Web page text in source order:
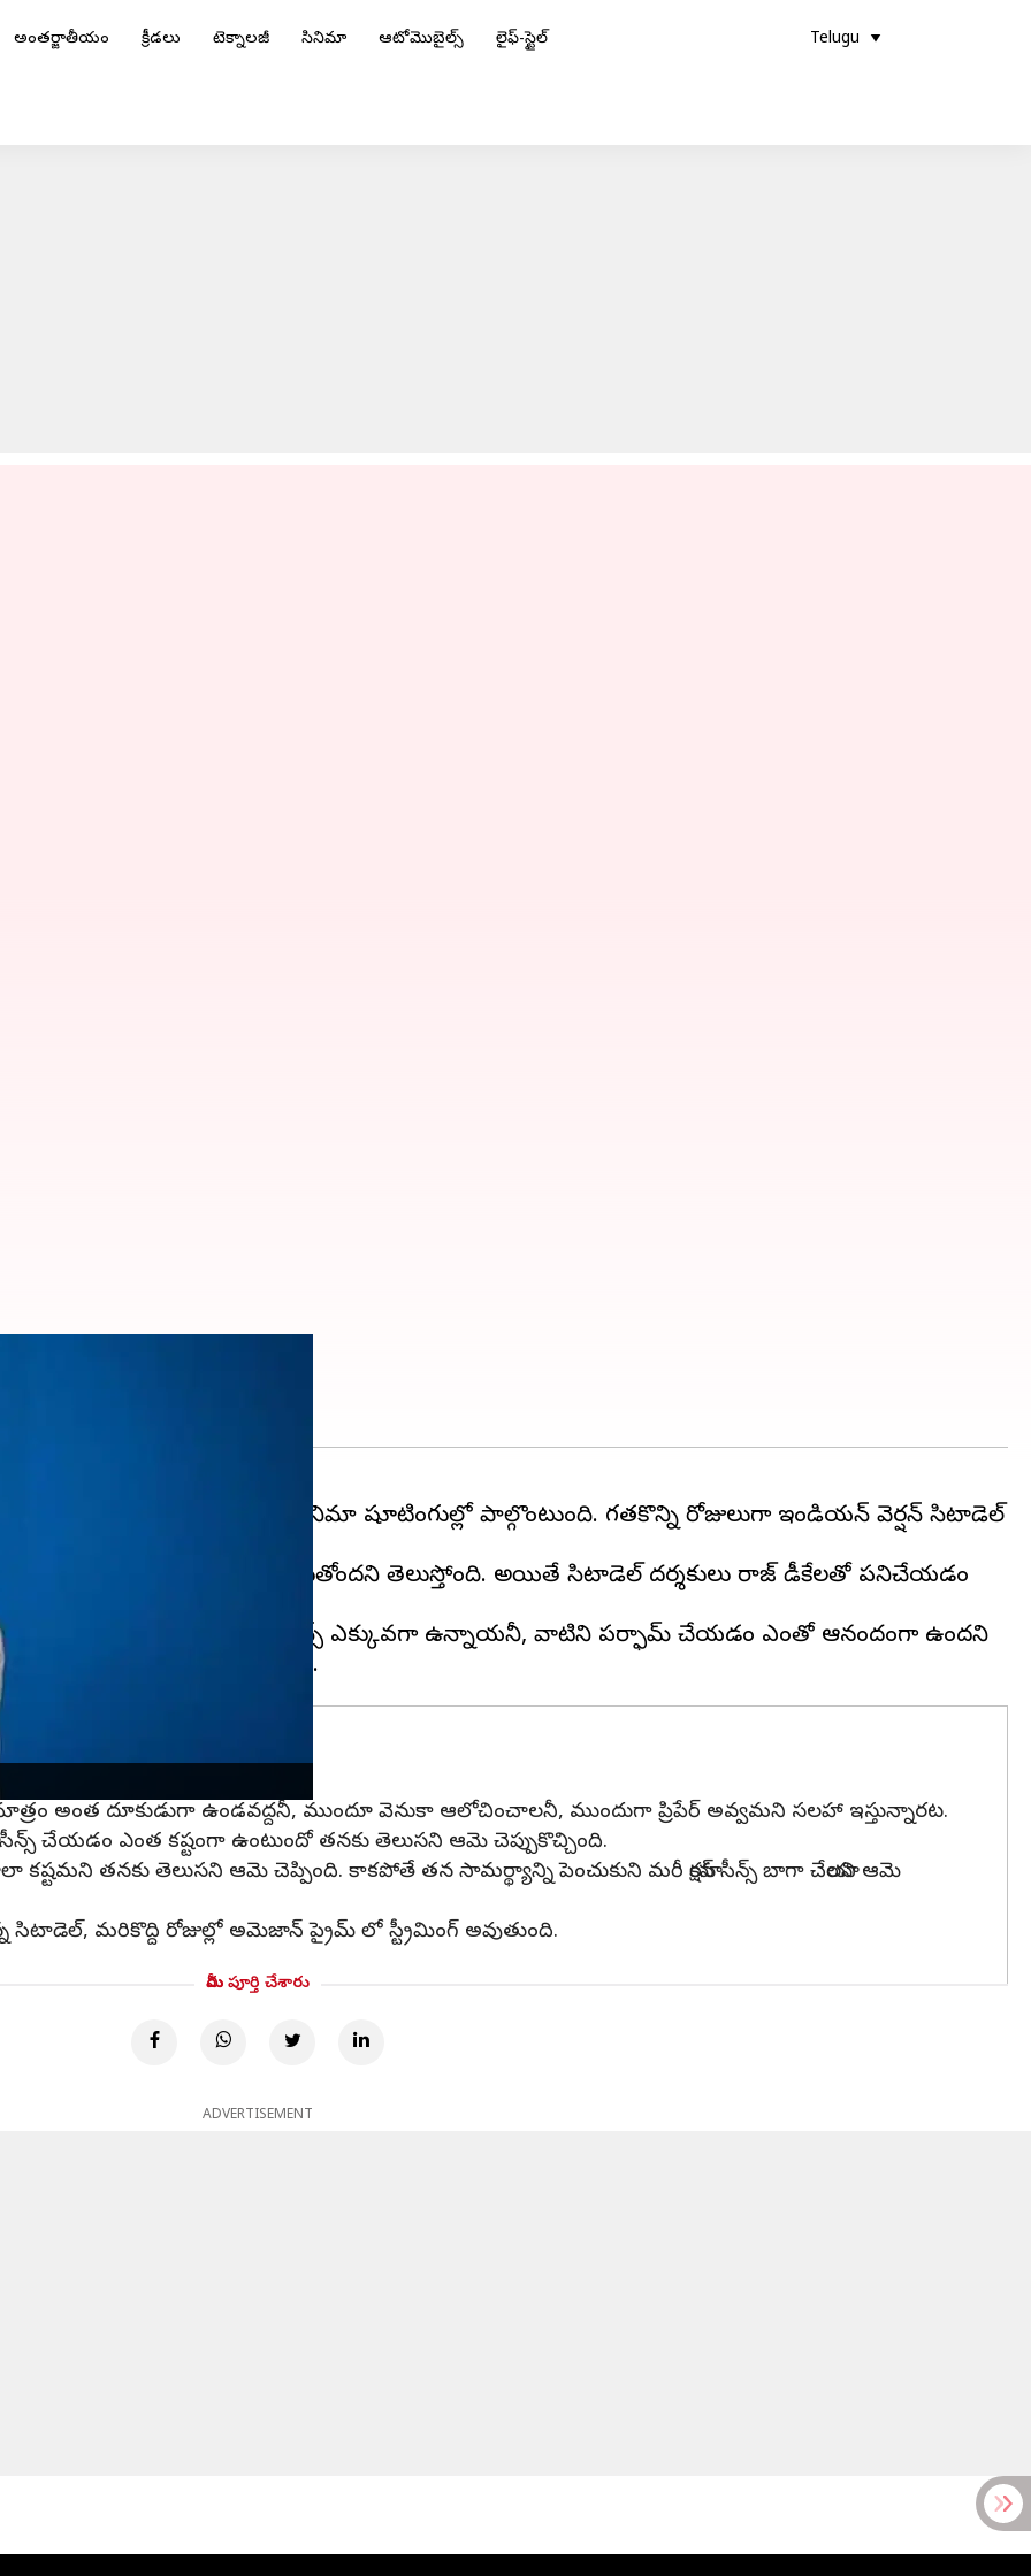
అంతర్జాతీయం క్రీడలు టెక్నాలజీ సినిమా ఆటోమొబైల్స్ లైఫ్-స్టైల్ Telugu
కోస్టార్స్
కోస్టార్స్
కుదుటపడింది. అందువల్లే సినిమా షూటింగుల్లో పాల్గొంటుంది. గతకొన్ని రోజులుగా ఇండియన్ వెర్షన్ సిటాడెల్
దానికోసం సమంత చాలా కష్టపడుతోందని తెలుస్తోంది. అయితే సిటాడెల్ దర్శకులు రాజ్ డీకేలతో పనిచేయడం
చెప్పుకొచ్చింది. సిటాడెల్ లో యాక్షన్ సీన్స్ ఎక్కువగా ఉన్నాయనీ, వాటిని పర్ఫామ్ చేయడం ఎంతో ఆనందంగా ఉందని
అంత దూకుడుగా ఉండవద్దనీ, ముందూ వెనుకా ఆలోచించాలనీ, ముందుగా ప్రిపేర్ అవ్వమని సలహా ఇస్తున్నారట.
సీన్స్ చేయడం ఎంత కష్టంగా ఉంటుందో తనకు తెలుసని ఆమె చెప్పుకొచ్చింది.
కష్టమని తనకు తెలుసని ఆమె చెప్పింది. కాకపోతే తన సామర్థ్యాన్ని పెంచుకుని మరీ యాక్షన్ సీన్స్ బాగా చేయాలని ఆమె
సిటాడెల్, మరికొద్ది రోజుల్లో అమెజాన్ ప్రైమ్ లో స్ట్రీమింగ్ అవుతుంది.
మీరు పూర్తి చేశారు
ADVERTISEMENT